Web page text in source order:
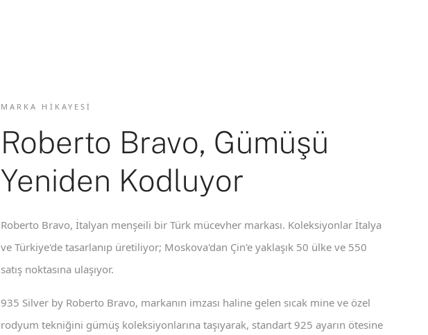
MARKA HIKAYESI
Roberto Bravo, Gümüşü
Yeniden Kodluyor
Roberto Bravo, İtalyan menşeili bir Türk mücevher markası. Koleksiyonlar İtalya
ve Türkiye'de tasarlanıp üretiliyor; Moskova'dan Çin'e yaklaşık 50 ülke ve 550
satış noktasına ulaşıyor.
935 Silver by Roberto Bravo, markanın imzası haline gelen sıcak mine ve özel
rodyum tekniğini gümüş koleksiyonlarına taşıyarak, standart 925 ayarın ötesine